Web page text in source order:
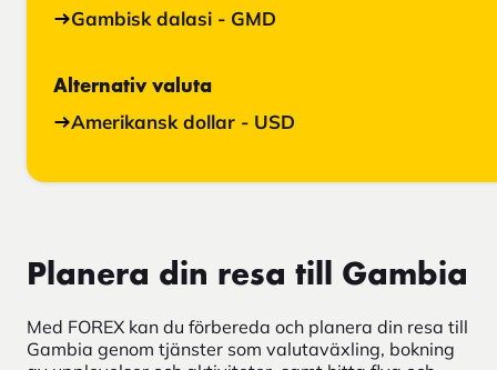
Gambisk dalasi - GMD
Alternativ valuta
Amerikansk dollar - USD
Planera din resa till Gambia
Med FOREX kan du förbereda och planera din resa till
Gambia genom tjänster som valutaväxling, bokning